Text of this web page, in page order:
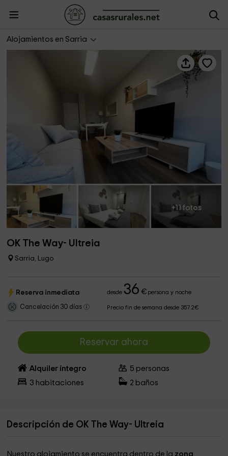
Alojamientos en Sarria
OK The Way- Ultreia
+11 fotos
OK The Way- Ultreia
Sarria, Lugo
Reserva inmediata desde36 €persona y noche
Cancelación 30 días Precio fin de semana desde 357.2€
Reservar ahora
Alquiler íntegro 5 personas
3 habitaciones 2 baños
Descripción de OK The Way- Ultreia
Nuestro alojamiento se encuentra dentro de la zona